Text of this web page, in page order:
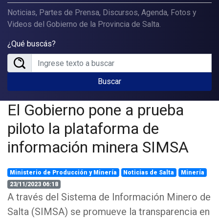
Noticias, Partes de Prensa, Discursos, Agenda, Fotos y
Videos del Gobierno de la Provincia de Salta.
¿Qué buscás?
Buscar
El Gobierno pone a prueba
piloto la plataforma de
información minera SIMSA
Ministerio de Producción y Minería Noticias de Salta
Minería
23/11/2023 06:18
A través del Sistema de Información Minero de
Salta (SIMSA) se promueve la transparencia en